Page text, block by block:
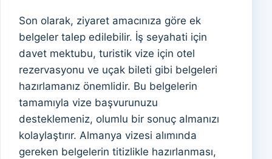
Son olarak, ziyaret amacınıza göre ek
belgeler talep edilebilir. İş seyahati için
davet mektubu, turistik vize için otel
rezervasyonu ve uçak bileti gibi belgeleri
hazırlamanız önemlidir. Bu belgelerin
tamamıyla vize başvurunuzu
desteklemeniz, olumlu bir sonuç almanızı
kolaylaştırır. Almanya vizesi alımında
gereken belgelerin titizlikle hazırlanması,